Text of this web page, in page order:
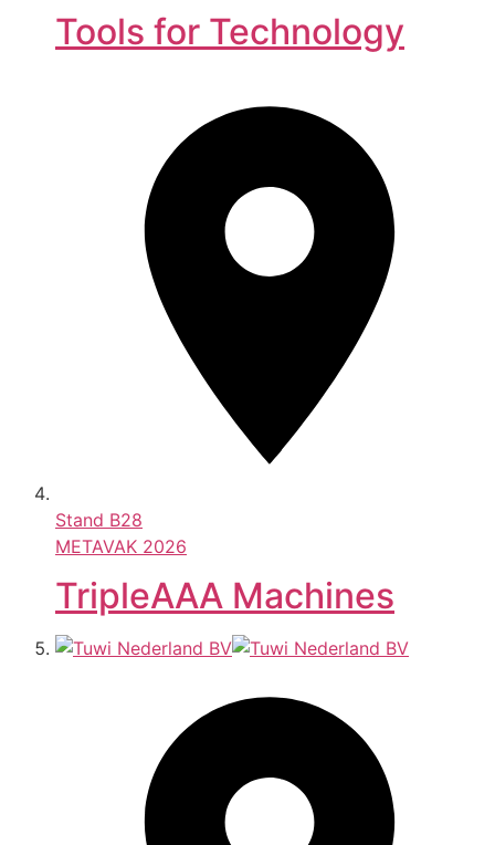
Tools for Technology
Stand B28
METAVAK 2026
TripleAAA Machines